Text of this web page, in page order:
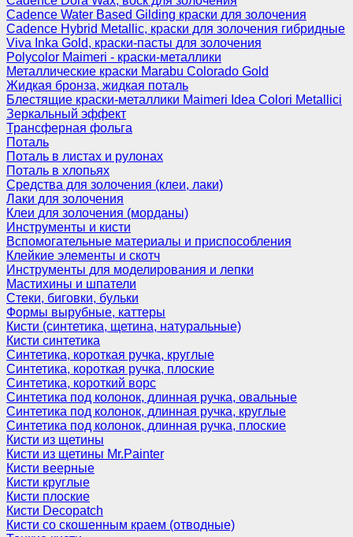
Cadence Water Based Gilding краски для золочения
Cadence Hybrid Metallic, краски для золочения гибридные
Viva Inka Gold, краски-пасты для золочения
Polycolor Maimeri - краски-металлики
Металлические краски Marabu Colorado Gold
Жидкая бронза, жидкая поталь
Блестящие краски-металлики Maimeri Idea Colori Metallici
Зеркальный эффект
Трансферная фольга
Поталь
Поталь в листах и рулонах
Поталь в хлопьях
Средства для золочения (клеи, лаки)
Лаки для золочения
Клеи для золочения (морданы)
Инструменты и кисти
Вспомогательные материалы и приспособления
Клейкие элементы и скотч
Инструменты для моделирования и лепки
Мастихины и шпатели
Стеки, биговки, бульки
Формы вырубные, каттеры
Кисти (синтетика, щетина, натуральные)
Кисти синтетика
Синтетика, короткая ручка, круглые
Синтетика, короткая ручка, плоские
Синтетика, короткий ворс
Синтетика под колонок, длинная ручка, овальные
Синтетика под колонок, длинная ручка, круглые
Синтетика под колонок, длинная ручка, плоские
Кисти из щетины
Кисти из щетины Mr.Painter
Кисти веерные
Кисти круглые
Кисти плоские
Кисти Decopatch
Кисти со скошенным краем (отводные)